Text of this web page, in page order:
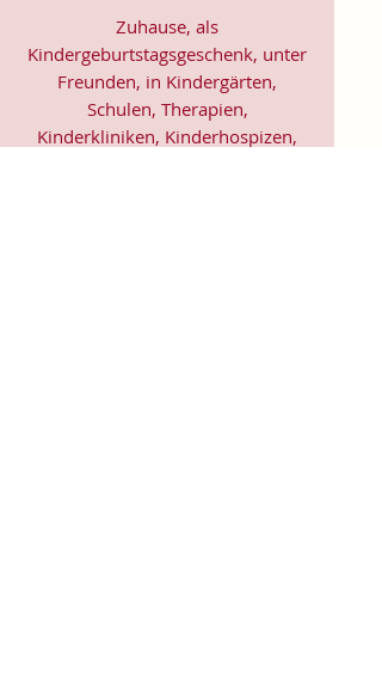
Zuhause, als
Kindergeburtstagsgeschenk, unter
Freunden, in Kindergärten,
Schulen, Therapien,
Kinderkliniken, Kinderhospizen,